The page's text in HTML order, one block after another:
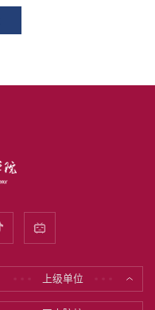
上级单位